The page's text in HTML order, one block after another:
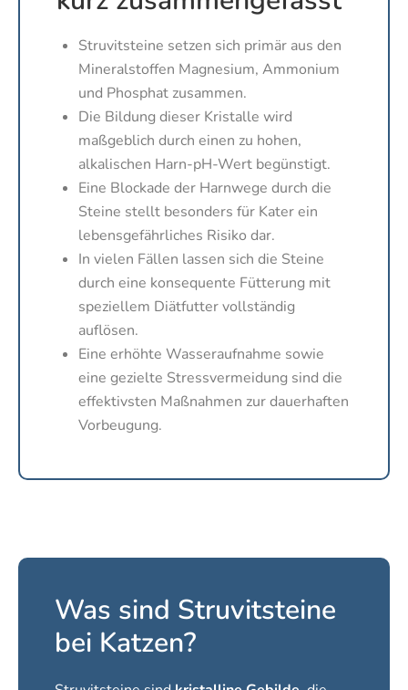
Struvitsteine setzen sich primär aus den
Mineralstoffen Magnesium, Ammonium
und Phosphat zusammen.
Die Bildung dieser Kristalle wird
maßgeblich durch einen zu hohen,
alkalischen Harn-pH-Wert begünstigt.
Eine Blockade der Harnwege durch die
Steine stellt besonders für Kater ein
lebensgefährliches Risiko dar.
In vielen Fällen lassen sich die Steine
durch eine konsequente Fütterung mit
speziellem Diätfutter vollständig
auflösen.
Eine erhöhte Wasseraufnahme sowie
eine gezielte Stressvermeidung sind die
effektivsten Maßnahmen zur dauerhaften
Vorbeugung.
Was sind Struvitsteine
bei Katzen?